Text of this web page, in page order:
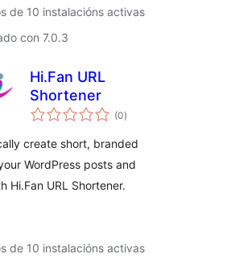
de 10 instalacións activas
con 7.0.3
Hi.Fan URL
Shortener
(0valoracións
totais
)
create short, branded
WordPress posts and
Hi.Fan URL Shortener.
de 10 instalacións activas